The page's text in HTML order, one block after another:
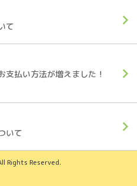
て
支払い方法が増えました！
いて
Rights Reserved.